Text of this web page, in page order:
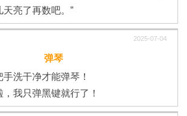
亮了再数吧。”
2025-07-04
弹琴
洗干净才能弹琴！
我只弹黑键就行了！